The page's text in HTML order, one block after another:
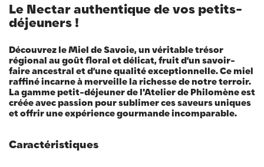
Le Nectar authentique de vos petits-
déjeuners !
Découvrez le Miel de Savoie, un véritable trésor
régional au goût floral et délicat, fruit d’un savoir-
faire ancestral et d’une qualité exceptionnelle. Ce miel
raffiné incarne à merveille la richesse de notre terroir.
La gamme petit-déjeuner de l'Atelier de Philomène est
créée avec passion pour sublimer ces saveurs uniques
et offrir une expérience gourmande incomparable.
Caractéristiques